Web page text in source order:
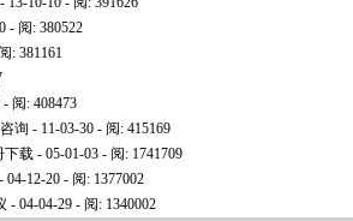
- 阅: 380522
: 381161
阅: 408473
询 - 11-03-30 - 阅: 415169
下载 - 05-01-03 - 阅: 1741709
- 04-12-20 - 阅: 1377002
- 04-04-29 - 阅: 1340002